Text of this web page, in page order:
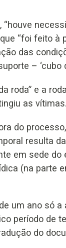
“foi feito à
das
– ‘cubo
roda” e a
as vítimas.
do
resulta
em sede do
(na parte
um ano só a
período de
do